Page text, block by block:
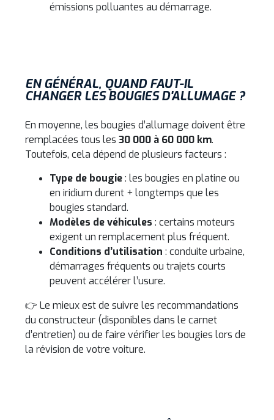
émissions polluantes au démarrage.
EN GÉNÉRAL, QUAND FAUT-IL
CHANGER LES BOUGIES D'ALLUMAGE ?
En moyenne, les bougies d’allumage doivent être
remplacées tous les 30 000 à 60 000 km.
Toutefois, cela dépend de plusieurs facteurs :
Type de bougie: les bougies en platine ou
en iridium durent + longtemps que les
bougies standard.
Modèles de véhicules : certains moteurs
exigent un remplacement plus fréquent.
Conditions d’utilisation : conduite urbaine,
démarrages fréquents ou trajets courts
peuvent accélérer l’usure.
👉 Le mieux est de suivre les recommandations
du constructeur (disponibles dans le carnet
d’entretien) ou de faire vérifier les bougies lors de
la révision de votre voiture.